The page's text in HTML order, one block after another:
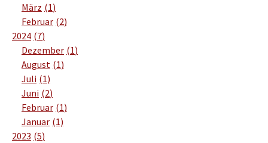
März 1
Februar 2
2024 7
Dezember 1
August 1
Juli 1
Juni 2
Februar 1
Januar 1
2023 5